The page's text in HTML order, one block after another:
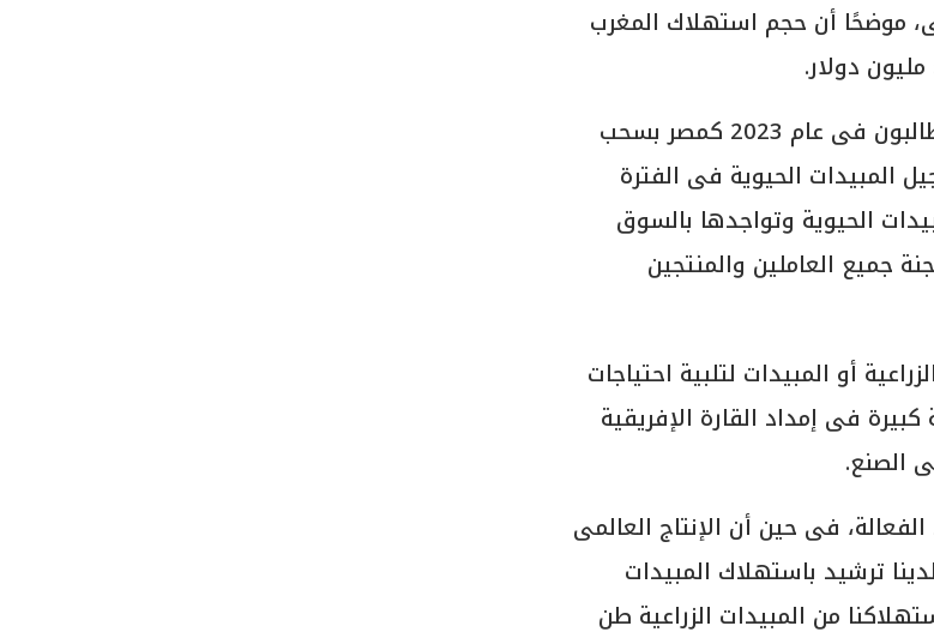
موضحًا أن حجم استهلاك المغرب
وفيما يخص تسجيل المبيدات الحيوية، قال عبد المجيد: “مطالبون فى عام 2023 كمصر بسحب
الحيوية فى الفترة
الحيوية وتواجدها بالسوق
جميع العاملين والمنتجين
أو المبيدات لتلبية احتياجات
فى إمداد القارة الإفريقية
الصنع.
حوالى 3500 طنًا من المواد الفعالة، فى حين أن الإنتاج العالمى
لدينا ترشيد باستهلاك المبيدات
من المبيدات الزراعية طن